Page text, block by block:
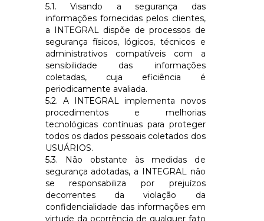
5.1. Visando a segurança das
informações fornecidas pelos clientes,
a INTEGRAL
dispõe de processos de
segurança físicos, lógicos, técnicos e
administrativos compatíveis com a
sensibilidade das informações
coletadas, cuja eficiência é
periodicamente avaliada.
5.2. A INTEGRAL
implementa novos
procedimentos e melhorias
tecnológicas contínuas para proteger
todos os dados pessoais coletados dos
USUÁRIOS.
5.3. Não obstante às medidas de
segurança adotadas, a INTEGRAL
não
se responsabiliza por prejuízos
decorrentes da violação da
confidencialidade das informações em
virtude da ocorrência de qualquer fato